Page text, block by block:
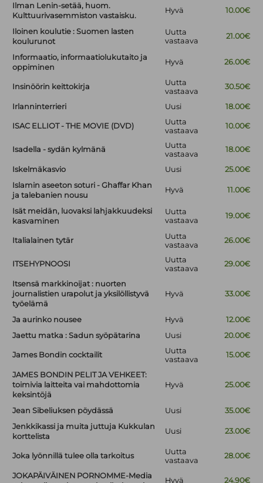
Ilman Lenin-setää, huom.
Kulttuurivasemmiston vastaisku.
Hyvä 10.00€
Iloinen koulutie : Suomen lasten
koulurunot
Uutta
vastaava
21.00€
Informaatio, informaatiolukutaito ja
oppiminen
Hyvä 26.00€
Insinöörin keittokirja
Uutta
vastaava
30.50€
Irlanninterrieri Uusi 18.00€
ISAC ELLIOT - THE MOVIE (DVD)
Uutta
vastaava
10.00€
Isadella - sydän kylmänä
Uutta
vastaava
18.00€
Iskelmäkasvio Uusi
25.00€
Islamin aseeton soturi - Ghaffar Khan
ja talebanien nousu
Hyvä 11.00€
Isät meidän, luovaksi lahjakkuudeksi
kasvaminen
Uutta
vastaava
19.00€
Italialainen tytär
Uutta
vastaava
26.00€
ITSEHYPNOOSI
Uutta
vastaava
29.00€
Itsensä markkinoijat : nuorten
journalistien urapolut ja yksilöllistyvä
työelämä
Hyvä 33.00€
Ja aurinko nousee Hyvä
12.00€
Jaettu matka : Sadun syöpätarina
Uusi 20.00€
James Bondin cocktailit
Uutta
vastaava
15.00€
JAMES BONDIN PELIT JA VEHKEET:
toimivia laitteita vai mahdottomia
keksintöjä
Hyvä 25.00€
Jean Sibeliuksen pöydässä Uusi
35.00€
Jenkkikassi ja muita juttuja Kukkulan
korttelista
Uusi 23.00€
Joka lyönnillä tulee olla tarkoitus
Uutta
vastaava
28.00€
JOKAPÄIVÄINEN PORNOMME-Media
Hyvä 24.90€